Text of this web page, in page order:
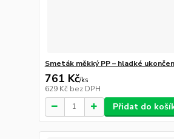
Smeták měkký PP – hladké
761 Kč/ks
629 Kč bez DPH
Přidat do